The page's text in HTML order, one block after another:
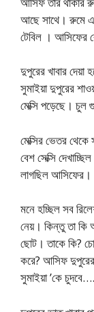
আছে সাথে। রুমে
টেবিল । আসিফের
দুপুরের খাবার
সুমাইয়া দুপুরের
মেক্সি পড়েছে।
মেক্সির ভেতর থেকে
বেশ সেক্সি
লাগছিল আসিফের।
মনে হচ্ছিল সব
নেয়। কিন্তু তা
ছোট। তাকে কি?
করে? আসিফ দুপুরের
সুমাইয়া ’কে